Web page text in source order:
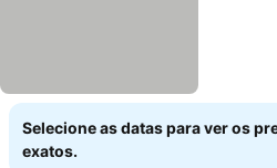
Selecione as datas para ver os
exatos.